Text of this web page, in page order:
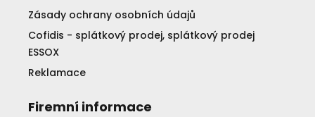
Zásady ochrany osobních údajů
Cofidis - splátkový prodej, splátkový prodej
ESSOX
Reklamace
Firemní informace